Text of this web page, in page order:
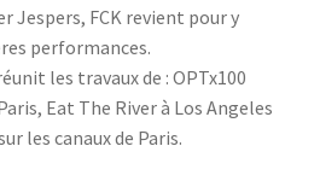
Jespers, FCK revient pour y
performances.
les travaux de : OPTx100
Eat The River à Los Angeles
les canaux de Paris.